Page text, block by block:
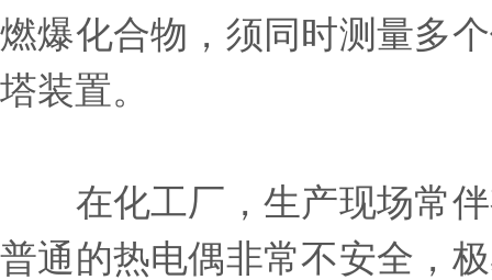
燃爆化合物，须同时测量多
塔装置。
在化工厂，生产现场常伴
普通的热电偶非常不安全，